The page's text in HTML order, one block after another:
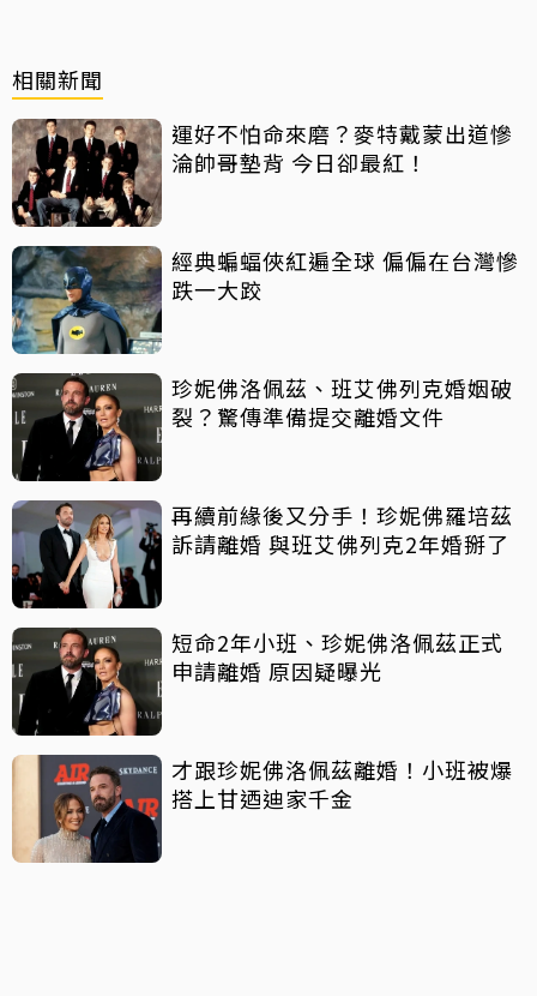
相關新聞
運好不怕命來磨？麥特戴蒙出道慘
淪帥哥墊背 今日卻最紅！
經典蝙蝠俠紅遍全球 偏偏在台灣慘
跌一大跤
珍妮佛洛佩茲、班艾佛列克婚姻破
裂？驚傳準備提交離婚文件
再續前緣後又分手！珍妮佛羅培茲
訴請離婚 與班艾佛列克2年婚掰了
短命2年小班、珍妮佛洛佩茲正式
申請離婚 原因疑曝光
才跟珍妮佛洛佩茲離婚！小班被爆
搭上甘迺迪家千金